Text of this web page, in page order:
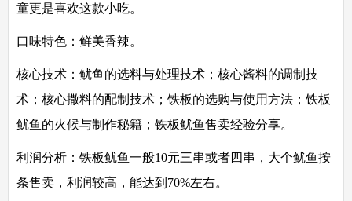
童更是喜欢这款小吃。
口味特色： 鲜美香辣。
核心技术： 鱿鱼的选料与处理技术；核心酱料的调制技
术；核心撒料的配制技术；铁板的选购与使用方法；铁板
鱿鱼的火候与制作秘籍；铁板鱿鱼售卖经验分享。
利润分析： 铁板鱿鱼一般10元三串或者四串，大个鱿鱼按
条售卖，利润较高，能达到70%左右。